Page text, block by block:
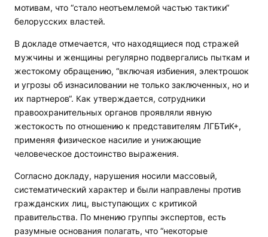
мотивам, что “стало неотъемлемой частью тактики“
белорусских властей.
В докладе отмечается, что находящиеся под стражей
мужчины и женщины регулярно подвергались пыткам и
жестокому обращению, “включая избиения, электрошок
и угрозы об изнасиловании не только заключенных, но и
их партнеров“. Как утверждается, сотрудники
правоохранительных органов проявляли явную
жестокость по отношению к представителям ЛГБТиК+,
применяя физическое насилие и унижающие
человеческое достоинство выражения.
Согласно докладу, нарушения носили массовый,
систематический характер и были направлены против
гражданских лиц, выступающих с критикой
правительства. По мнению группы экспертов, есть
разумные основания полагать, что “некоторые